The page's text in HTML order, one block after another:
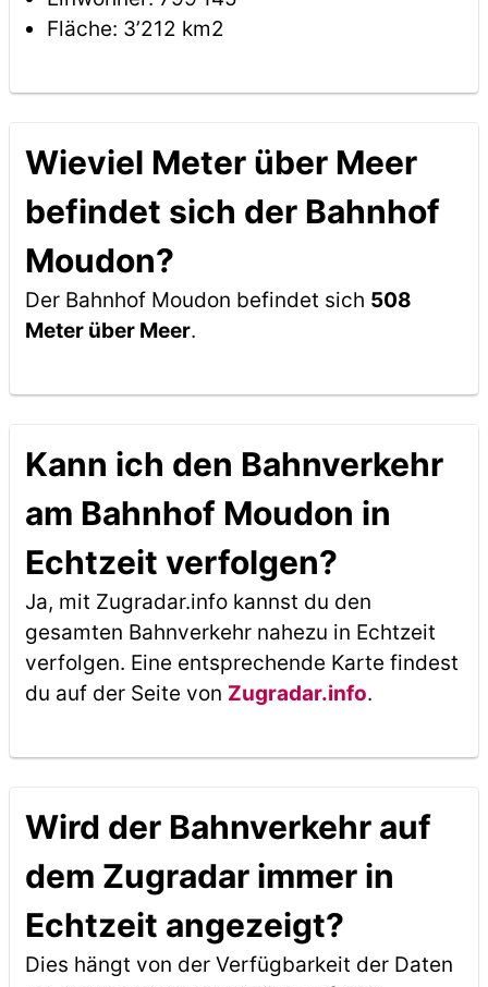
Fläche: 3’212 km2
Wieviel Meter über Meer
befindet sich der Bahnhof
Moudon?
Der Bahnhof Moudon befindet sich 508
Meter über Meer.
Kann ich den Bahnverkehr
am Bahnhof Moudon in
Echtzeit verfolgen?
Ja, mit Zugradar.info kannst du den
gesamten Bahnverkehr nahezu in Echtzeit
verfolgen. Eine entsprechende Karte findest
du auf der Seite von Zugradar.info.
Wird der Bahnverkehr auf
dem Zugradar immer in
Echtzeit angezeigt?
Dies hängt von der Verfügbarkeit der Daten